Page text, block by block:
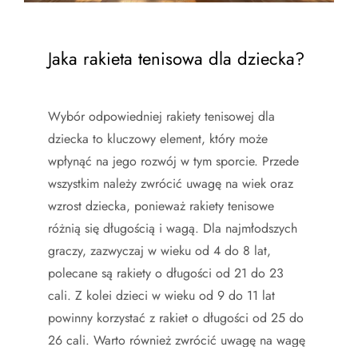
Jaka rakieta tenisowa dla dziecka?
Wybór odpowiedniej rakiety tenisowej dla
dziecka to kluczowy element, który może
wpłynąć na jego rozwój w tym sporcie. Przede
wszystkim należy zwrócić uwagę na wiek oraz
wzrost dziecka, ponieważ rakiety tenisowe
różnią się długością i wagą. Dla najmłodszych
graczy, zazwyczaj w wieku od 4 do 8 lat,
polecane są rakiety o długości od 21 do 23
cali. Z kolei dzieci w wieku od 9 do 11 lat
powinny korzystać z rakiet o długości od 25 do
26 cali. Warto również zwrócić uwagę na wagę